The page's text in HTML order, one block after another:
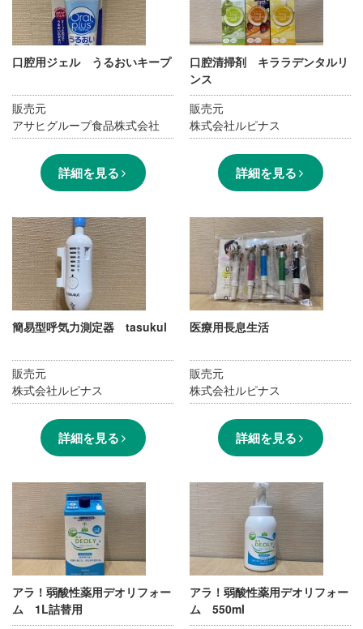
口腔用ジェル うるおいキープ
販売元
アサヒグループ食品株式会社
詳細を見る
口腔清掃剤 キララデンタルリ
ンス
販売元
株式会社ルピナス
詳細を見る
簡易型呼気力測定器 tasukul
販売元
株式会社ルピナス
詳細を見る
医療用長息生活
販売元
株式会社ルピナス
詳細を見る
アラ！弱酸性薬用デオリフォー
ム 1L詰替用
アラ！弱酸性薬用デオリフォー
ム 550ml